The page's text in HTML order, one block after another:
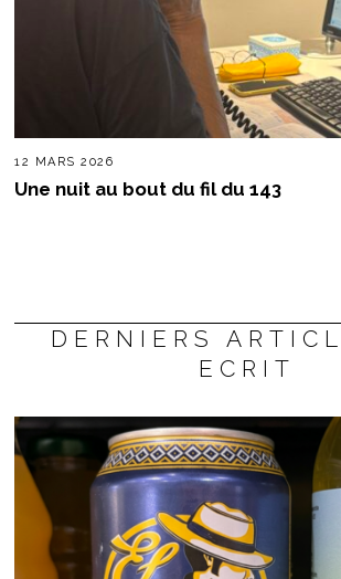
12 MARS 2026
Une nuit au bout du fil du 143
DERNIERS
ECRIT